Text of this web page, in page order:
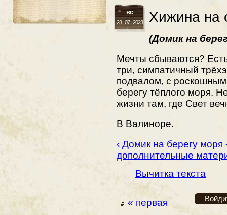
вс
23 . 07 . 2023 Хижина на
(Домик на
Мечты сбываются?
три, симпатичный
подвалом, с
берегу тёплого моря.
жизни там, где Свет
В Валиноре.
‹ Домик на берегу моря
дополнительные
Вычитка текста
« первая